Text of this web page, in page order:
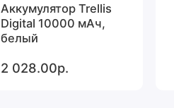
Аккумулятор Trellis
Digital 10000 мАч,
белый
2 028.00р.